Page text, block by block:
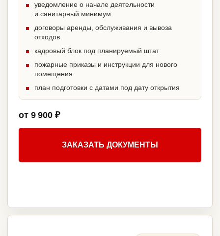
уведомление о начале деятельности
и санитарный минимум
договоры аренды, обслуживания и вывоза
отходов
кадровый блок под планируемый штат
пожарные приказы и инструкции для нового
помещения
план подготовки с датами под дату открытия
от 9 900 ₽
ЗАКАЗАТЬ ДОКУМЕНТЫ